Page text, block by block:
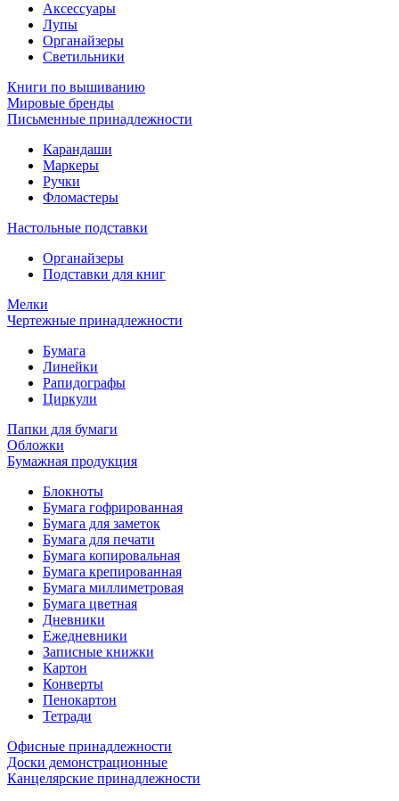
Аксессуары
Лупы
Органайзеры
Светильники
Книги по вышиванию
Мировые бренды
Письменные принадлежности
Карандаши
Маркеры
Ручки
Фломастеры
Настольные подставки
Органайзеры
Подставки для книг
Мелки
Чертежные принадлежности
Бумага
Линейки
Рапидографы
Циркули
Папки для бумаги
Обложки
Бумажная продукция
Блокноты
Бумага гофрированная
Бумага для заметок
Бумага для печати
Бумага копировальная
Бумага крепированная
Бумага миллиметровая
Бумага цветная
Дневники
Ежедневники
Записные книжки
Картон
Конверты
Пенокартон
Тетради
Офисные принадлежности
Доски демонстрационные
Канцелярские принадлежности